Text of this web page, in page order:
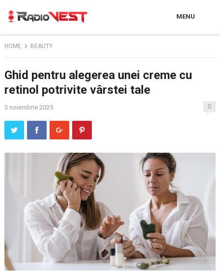
MENU
HOME BEAUTY
Ghid pentru alegerea unei creme cu
retinol potrivite vârstei tale
3 noiembrie 2025 0